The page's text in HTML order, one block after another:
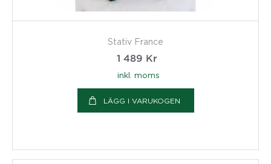
Stativ France
1 489 Kr
inkl. moms
LÄGG I VARUKOGEN